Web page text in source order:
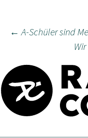
← A-Schüler sind